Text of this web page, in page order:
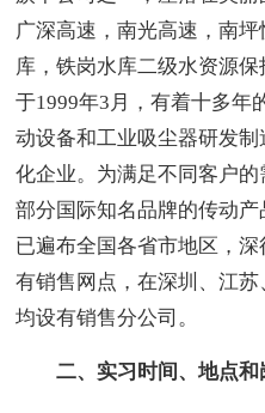
广深高速，南光高速，南
库，铁岗水库二级水资源
于1999年3月，有着十多年
动设备和工业吸尘器研发
化企业。为满足不同客户
部分国际知名品牌的传动
已遍布全国各省市地区，
有销售网点，在深圳、江
均设有销售分公司。
二、实习时间、地点和